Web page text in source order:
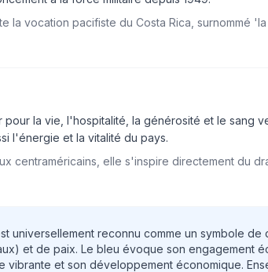
vocation pacifiste du Costa Rica, surnommé
la vie, l'hospitalité, la générosité et le sang
l'énergie et la vitalité du pays.
centraméricains, elle s'inspire directement du
universellement reconnu comme un symbole de
et de paix. Le bleu évoque son engagement
et son développement économique.